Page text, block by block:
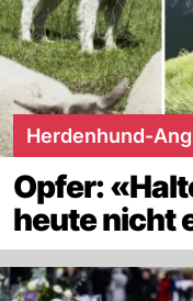
Herdenhund-
Opfer:
heute nicht